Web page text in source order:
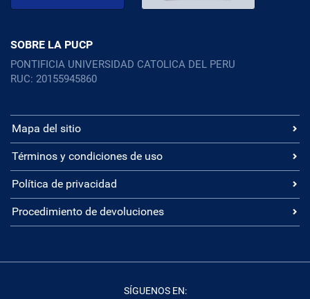
SOBRE LA PUCP
PONTIFICIA UNIVERSIDAD CATOLICA DEL PERU
RUC: 20155945860
Mapa del sitio
Términos y condiciones de uso
Política de privacidad
Procedimiento de devoluciones
SÍGUENOS EN: